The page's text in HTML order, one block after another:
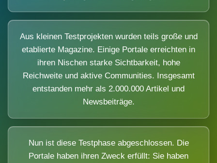
Aus kleinen Testprojekten wurden teils große und
etablierte Magazine. Einige Portale erreichten in
ihren Nischen starke Sichtbarkeit, hohe
Reichweite und aktive Communities. Insgesamt
entstanden mehr als 2.000.000 Artikel und
Newsbeiträge.
Nun ist diese Testphase abgeschlossen. Die
Portale haben ihren Zweck erfüllt: Sie haben